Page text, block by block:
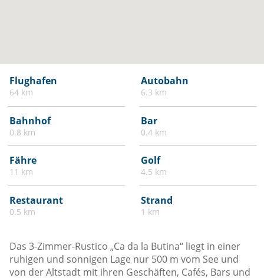
Flughafen
64 km
Autobahn
6.3 km
Bahnhof
0.8 km
Bar
0.4 km
Fähre
11 km
Golf
4.5 km
Restaurant
0.5 km
Strand
1 km
Das 3-Zimmer-Rustico „Ca da la Butina“ liegt in einer
ruhigen und sonnigen Lage nur 500 m vom See und
von der Altstadt mit ihren Geschäften, Cafés, Bars und